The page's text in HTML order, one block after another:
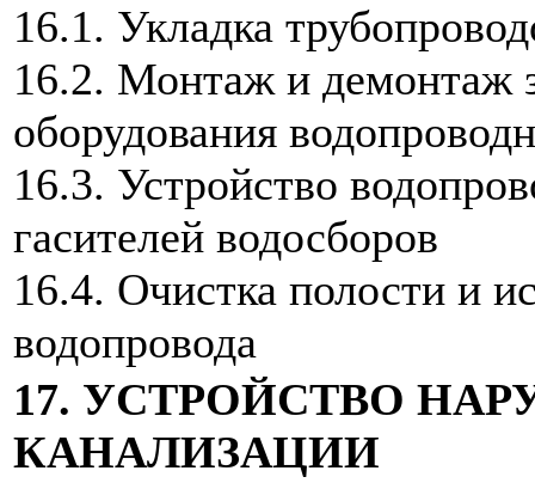
16.1. Укладка
16.2. Монтаж и демонтаж
оборудования
16.3. Устройство
гасителей водосборов
16.4. Очистка полости и
водопровода
17. УСТРОЙСТВО
КАНАЛИЗАЦИИ